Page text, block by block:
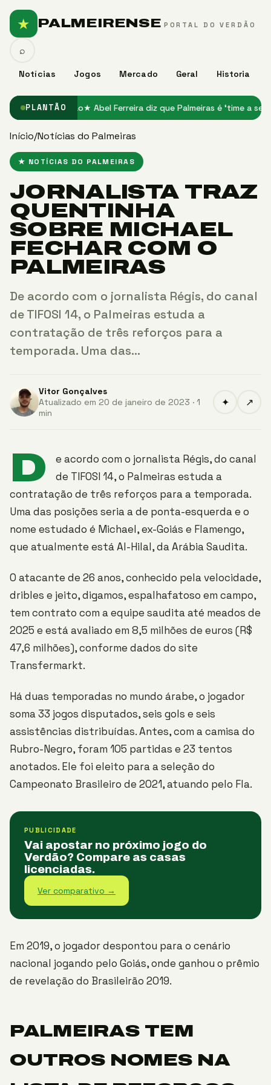
★ PALMEIRENSE PORTAL DO VERDÃO
Notícias Jogos Mercado Geral Historia
⌕
PLANTÃO
do Brasileirão ★ Abel Ferreira diz que Palmeiras é ‘time a ser
Início/Notícias do Palmeiras
★ NOTÍCIAS DO PALMEIRAS
JORNALISTA TRAZ
QUENTINHA
SOBRE MICHAEL
FECHAR COM O
PALMEIRAS
De acordo com o jornalista Régis, do canal
de TIFOSI 14, o Palmeiras estuda a
contratação de três reforços para a
temporada. Uma das…
Vitor Gonçalves
Atualizado em 20 de janeiro de 2023 · 1
min
✦ ↗
D
e acordo com o jornalista Régis, do canal
de TIFOSI 14, o Palmeiras estuda a
contratação de três reforços para a temporada.
Uma das posições seria a de ponta-esquerda e o
nome estudado é Michael, ex-Goiás e Flamengo,
que atualmente está Al-Hilal, da Arábia Saudita.
O atacante de 26 anos, conhecido pela velocidade,
dribles e jeito, digamos, espalhafatoso em campo,
tem contrato com a equipe saudita até meados de
2025 e está avaliado em 8,5 milhões de euros (R$
47,6 milhões), conforme dados do site
Transfermarkt.
Há duas temporadas no mundo árabe, o jogador
soma 33 jogos disputados, seis gols e seis
assistências distribuídas. Antes, com a camisa do
Rubro-Negro, foram 105 partidas e 23 tentos
anotados. Ele foi eleito para a seleção do
Campeonato Brasileiro de 2021, atuando pelo Fla.
PUBLICIDADE
Vai apostar no próximo jogo do
Verdão? Compare as casas
licenciadas.
Ver comparativo →
Em 2019, o jogador despontou para o cenário
nacional jogando pelo Goiás, onde ganhou o prêmio
de revelação do Brasileirão 2019.
PALMEIRAS TEM
OUTROS NOMES NA